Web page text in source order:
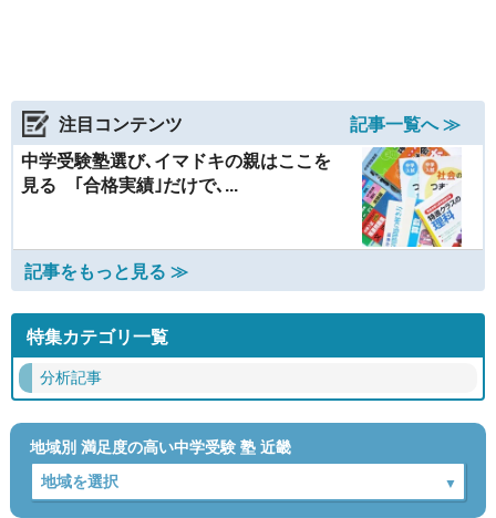
注目コンテンツ
記事一覧へ ≫
中学受験塾選び､イマドキの親はここを
見る ｢合格実績｣だけで､...
記事をもっと見る ≫
特集カテゴリ一覧
分析記事
地域別 満足度の高い中学受験 塾 近畿